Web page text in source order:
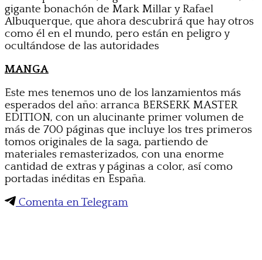
gigante bonachón de Mark Millar y Rafael
Albuquerque, que ahora descubrirá que hay otros
como él en el mundo, pero están en peligro y
ocultándose de las autoridades
MANGA
Este mes tenemos uno de los lanzamientos más
esperados del año: arranca BERSERK MASTER
EDITION, con un alucinante primer volumen de
más de 700 páginas que incluye los tres primeros
tomos originales de la saga, partiendo de
materiales remasterizados, con una enorme
cantidad de extras y páginas a color, así como
portadas inéditas en España.
Comenta en Telegram